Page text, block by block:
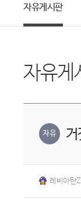
자유게시판
자유게
자유
레비아탄